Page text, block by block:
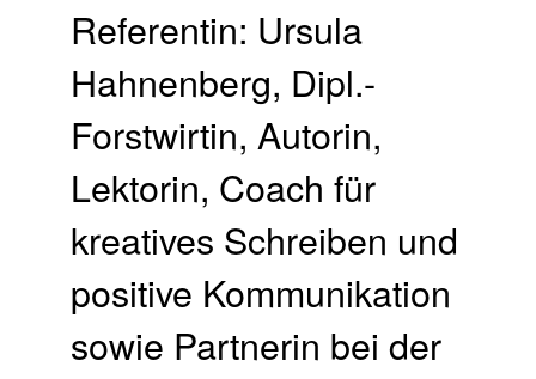
Referentin: Ursula
Hahnenberg, Dipl.-
Forstwirtin, Autorin,
Lektorin, Coach für
kreatives Schreiben und
positive Kommunikation
sowie Partnerin bei der